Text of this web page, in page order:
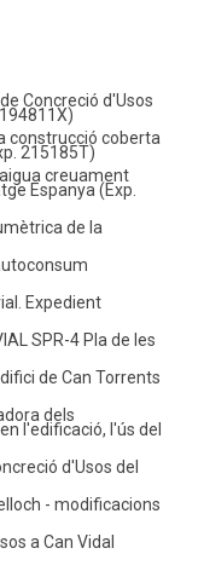
Concreció d'Usos
construcció coberta
215185T)
creuament
Espanya (Exp.
de la
Expedient
SPR-4 Pla de les
de Can Torrents
dels
l'edificació, l'ús del
d'Usos del
- modificacions
a Can Vidal